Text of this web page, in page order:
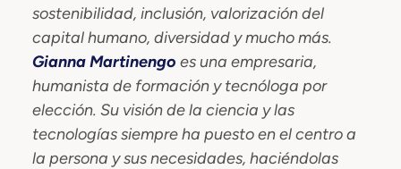
sostenibilidad, inclusión, valorización del
capital humano, diversidad y mucho más.
Gianna Martinengo es una empresaria,
humanista de formación y tecnóloga por
elección. Su visión de la ciencia y las
tecnologías siempre ha puesto en el centro a
la persona y sus necesidades, haciéndolas